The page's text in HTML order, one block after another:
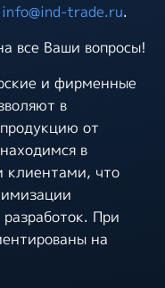
info@ind-trade.ru.
все Ваши вопросы!
и фирменные
в
от
в
клиентами, что
При
на